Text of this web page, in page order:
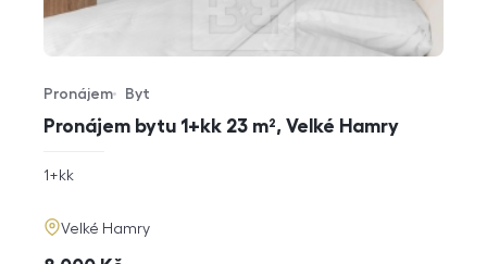
Pronájem bytu 1+kk 23 m², Velké Hamry
Typ nabídky
Pronájem
Typ nemovitosti
Byt
rozměry
1+kk
adresa
Velké Hamry